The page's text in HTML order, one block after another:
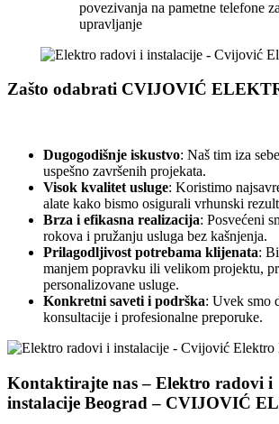
povezivanja na pametne telefone
upravljanje
Zašto odabrati CVIJOVIĆ
Dugogodišnje iskustvo: Naš tim iza
uspešno završenih projekata.
Visok kvalitet usluge: Koristimo
alate kako bismo osigurali vrhunski
Brza i efikasna realizacija: Posvećeni
rokova i pružanju usluga bez kašnjenja.
Prilagodljivost potrebama klijenata:
manjem popravku ili velikom projektu,
personalizovane usluge.
Konkretni saveti i podrška: Uvek smo
konsultacije i profesionalne preporuke.
Kontaktirajte nas – Elektro radovi i
instalacije Beograd – CVIJOVIĆ